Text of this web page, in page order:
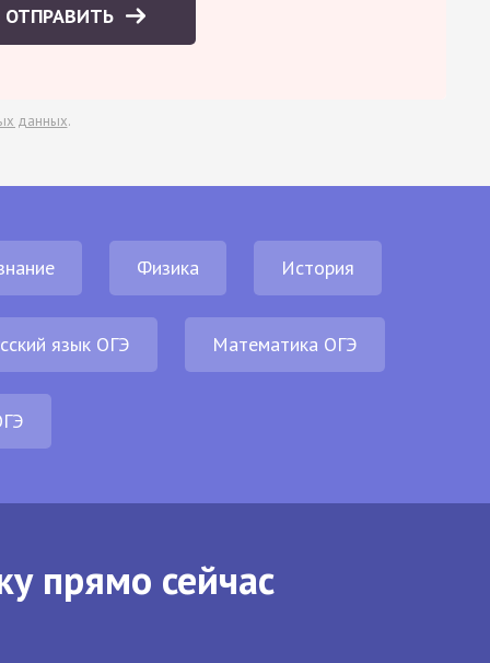
ОТПРАВИТЬ
данных.
Физика История
язык ОГЭ Математика ОГЭ
прямо сейчас